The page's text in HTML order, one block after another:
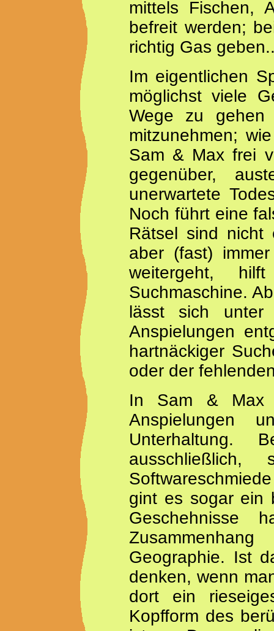
mittels Fischen,
befreit werden;
richtig Gas
Im eigentlichen
möglichst viele
Wege zu gehen
mitzunehmen;
Sam & Max frei
gegenüber,
unerwartete
Noch führt eine
Rätsel sind nicht
aber (fast)
weitergeht,
Suchmaschine.
lässt sich unter
Anspielungen
hartnäckiger
oder der
In Sam & Max
Anspielungen
Unterhaltung.
gint es sogar ein
Geschehnisse
Geographie. Ist
denken, wenn
dort ein
Kopfform des